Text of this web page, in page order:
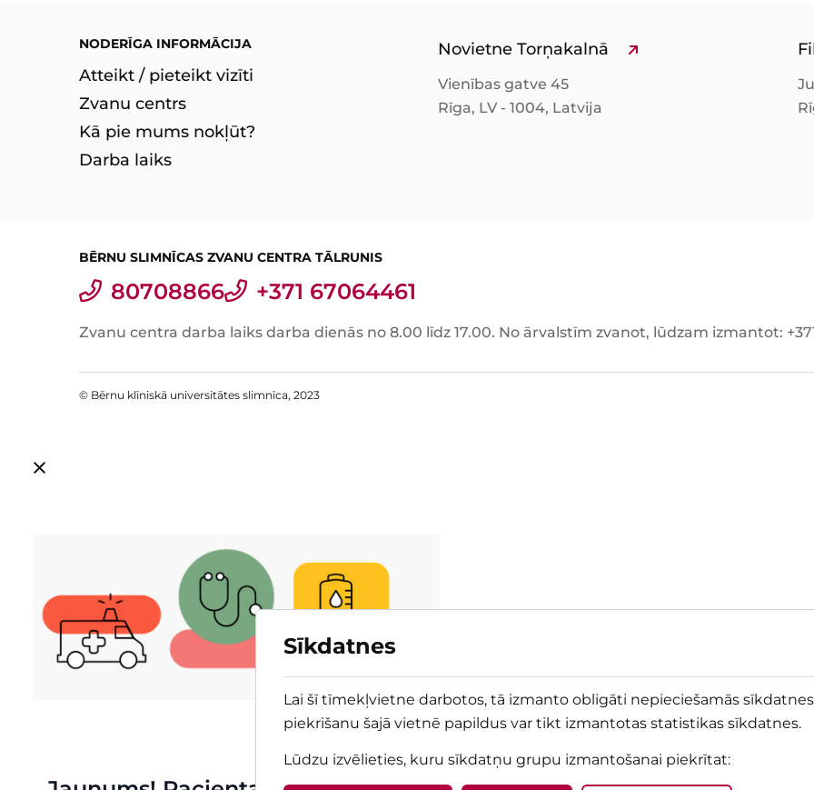
NODERĪGA INFORMĀCIJA
Atteikt / pieteikt vizīti
Zvanu centrs
Kā pie mums nokļūt?
Darba laiks
Novietne Torņakalnā
Vienības gatve 45
Rīga, LV - 1004, Latvija
BĒRNU SLIMNĪCAS ZVANU CENTRA TĀLRUNIS
80708866 +371 67064461
Zvanu centra darba laiks darba dienās no 8.00 līdz 17.00. No ārvalstīm zvanot, lūdzam izmantot:
© Bērnu klīniskā universitātes slimnīca, 2023
Sīkdatnes
Lai šī tīmekļvietne darbotos, tā izmanto obligāti nepieciešamās
piekrišanu šajā vietnē papildus var tikt izmantotas statistikas sīkdatnes.
Lūdzu izvēlieties, kuru sīkdatņu grupu izmantošanai piekrītat: